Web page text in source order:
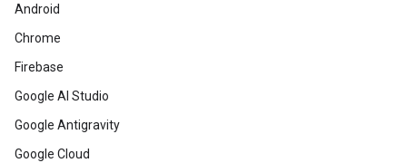
Android
Chrome
Firebase
Google AI Studio
Google Antigravity
Google Cloud